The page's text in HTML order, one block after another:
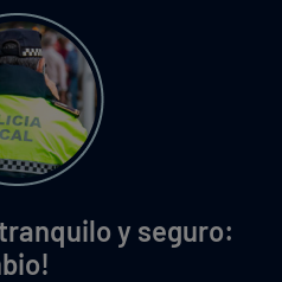
y seguro: